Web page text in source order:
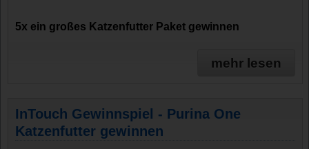
5x ein großes Katzenfutter Paket gewinnen
mehr lesen
InTouch Gewinnspiel - Purina One
Katzenfutter gewinnen